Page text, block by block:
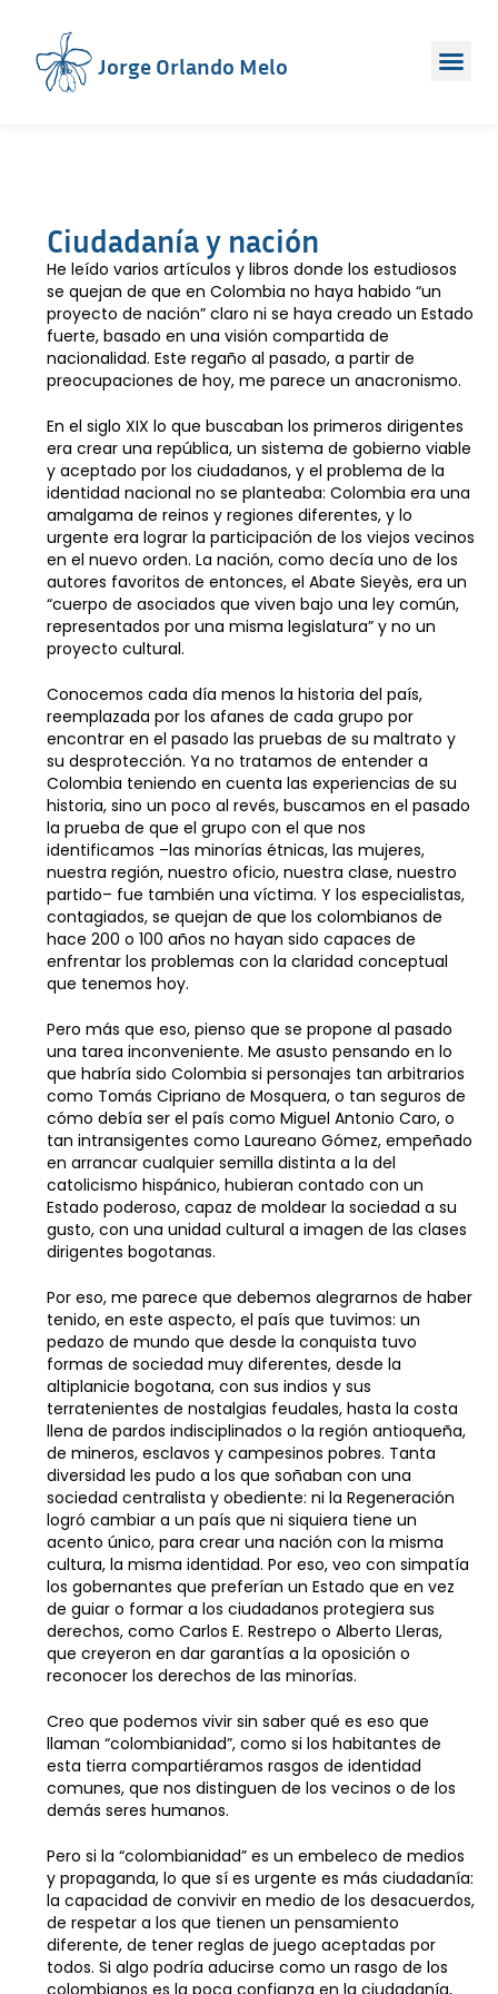
Jorge Orlando Melo
Ciudadanía y nación
He leído varios artículos y libros donde los estudiosos
se quejan de que en Colombia no haya habido “un
proyecto de nación” claro ni se haya creado un Estado
fuerte, basado en una visión compartida de
nacionalidad. Este regaño al pasado, a partir de
preocupaciones de hoy, me parece un anacronismo.
En el siglo XIX lo que buscaban los primeros dirigentes
era crear una república, un sistema de gobierno viable
y aceptado por los ciudadanos, y el problema de la
identidad nacional no se planteaba: Colombia era una
amalgama de reinos y regiones diferentes, y lo
urgente era lograr la participación de los viejos vecinos
en el nuevo orden. La nación, como decía uno de los
autores favoritos de entonces, el Abate Sieyès, era un
“cuerpo de asociados que viven bajo una ley común,
representados por una misma legislatura” y no un
proyecto cultural.
Conocemos cada día menos la historia del país,
reemplazada por los afanes de cada grupo por
encontrar en el pasado las pruebas de su maltrato y
su desprotección. Ya no tratamos de entender a
Colombia teniendo en cuenta las experiencias de su
historia, sino un poco al revés, buscamos en el pasado
la prueba de que el grupo con el que nos
identificamos –las minorías étnicas, las mujeres,
nuestra región, nuestro oficio, nuestra clase, nuestro
partido– fue también una víctima. Y los especialistas,
contagiados, se quejan de que los colombianos de
hace 200 o 100 años no hayan sido capaces de
enfrentar los problemas con la claridad conceptual
que tenemos hoy.
Pero más que eso, pienso que se propone al pasado
una tarea inconveniente. Me asusto pensando en lo
que habría sido Colombia si personajes tan arbitrarios
como Tomás Cipriano de Mosquera, o tan seguros de
cómo debía ser el país como Miguel Antonio Caro, o
tan intransigentes como Laureano Gómez, empeñado
en arrancar cualquier semilla distinta a la del
catolicismo hispánico, hubieran contado con un
Estado poderoso, capaz de moldear la sociedad a su
gusto, con una unidad cultural a imagen de las clases
dirigentes bogotanas.
Por eso, me parece que debemos alegrarnos de haber
tenido, en este aspecto, el país que tuvimos: un
pedazo de mundo que desde la conquista tuvo
formas de sociedad muy diferentes, desde la
altiplanicie bogotana, con sus indios y sus
terratenientes de nostalgias feudales, hasta la costa
llena de pardos indisciplinados o la región antioqueña,
de mineros, esclavos y campesinos pobres. Tanta
diversidad les pudo a los que soñaban con una
sociedad centralista y obediente: ni la Regeneración
logró cambiar a un país que ni siquiera tiene un
acento único, para crear una nación con la misma
cultura, la misma identidad. Por eso, veo con simpatía
los gobernantes que preferían un Estado que en vez
de guiar o formar a los ciudadanos protegiera sus
derechos, como Carlos E. Restrepo o Alberto Lleras,
que creyeron en dar garantías a la oposición o
reconocer los derechos de las minorías.
Creo que podemos vivir sin saber qué es eso que
llaman “colombianidad”, como si los habitantes de
esta tierra compartiéramos rasgos de identidad
comunes, que nos distinguen de los vecinos o de los
demás seres humanos.
Pero si la “colombianidad” es un embeleco de medios
y propaganda, lo que sí es urgente es más ciudadanía:
la capacidad de convivir en medio de los desacuerdos,
de respetar a los que tienen un pensamiento
diferente, de tener reglas de juego aceptadas por
todos. Si algo podría aducirse como un rasgo de los
colombianos es la poca confianza en la ciudadanía,